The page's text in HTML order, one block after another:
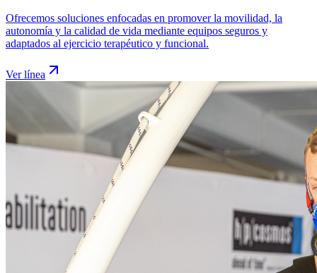
Ofrecemos soluciones enfocadas en promover la movilidad, la
autonomía y la calidad de vida mediante equipos seguros y
adaptados al ejercicio terapéutico y funcional.
Ver línea